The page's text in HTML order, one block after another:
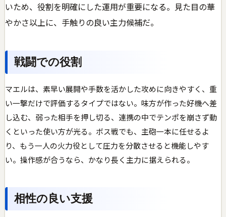
いため、役割を明確にした運用が重要になる。見た目の華
やかさ以上に、手触りの良い主力候補だ。
戦闘での役割
マエルは、素早い展開や手数を活かした攻めに向きやすく、重
い一撃だけで評価するタイプではない。味方が作った好機へ差
し込む、弱った相手を押し切る、連携の中でテンポを崩さず動
くといった使い方が光る。ボス戦でも、主砲一本に任せるよ
り、もう一人の火力役として圧力を分散させると機能しやす
い。操作感が合うなら、かなり長く主力に据えられる。
相性の良い支援